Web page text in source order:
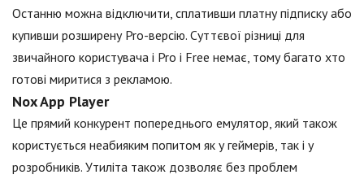
Останню можна відключити, сплативши платну підписку або
купивши розширену Pro-версію. Суттєвої різниці для
звичайного користувача і Pro і Free немає, тому багато хто
готові миритися з рекламою.
Nox App Player
Це прямий конкурент попереднього емулятор, який також
користується неабияким попитом як у геймерів, так і у
розробників. Утиліта також дозволяє без проблем